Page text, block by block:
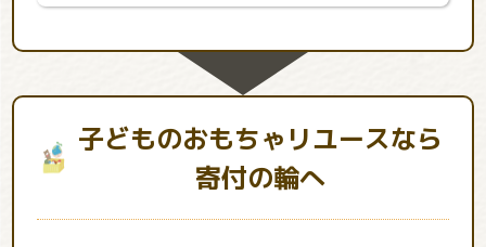
子どものおもちゃリユースなら
寄付の輪へ